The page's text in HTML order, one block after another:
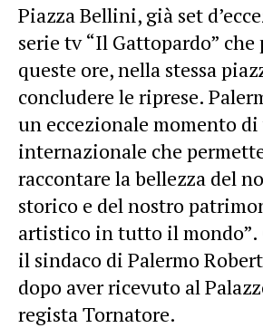
Piazza Bellini, già set
serie tv “Il Gattopardo”
queste ore, nella stessa
concludere le riprese.
un eccezionale momento
internazionale che
raccontare la bellezza del
storico e del nostro
artistico in tutto il mondo”.
il sindaco di Palermo
dopo aver ricevuto al
regista Tornatore.